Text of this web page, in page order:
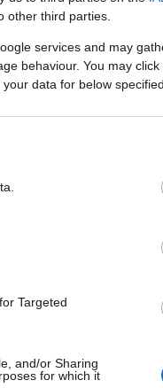
other third parties.
services and may
behaviour. You may
data for below
Targeted
and/or Sharing
for which it
térérzetet teremt.
társ, amely a hosszabb